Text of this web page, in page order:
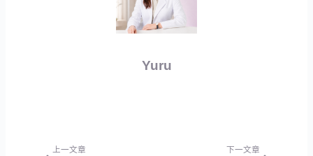
Yuru
上一文章 下一文章